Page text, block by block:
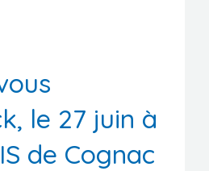
le 27 juin à
de Cognac